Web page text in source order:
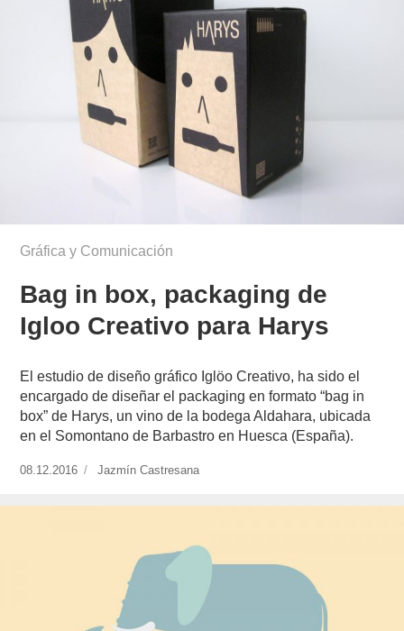
Gráfica y Comunicación
Bag in box, packaging de
Igloo Creativo para Harys
El estudio de diseño gráfico Iglöo Creativo, ha sido el
encargado de diseñar el packaging en formato “bag in
box” de Harys, un vino de la bodega Aldahara, ubicada
en el Somontano de Barbastro en Huesca (España).
Publicado
08.12.2016
https://www.experimenta.es/author/jazmin-
Jazmín Castresana